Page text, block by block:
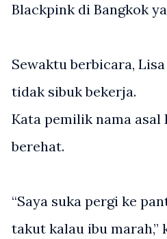
Blackpink di Bangkok
Sewaktu berbicara,
tidak sibuk bekerja.
Kata pemilik nama
berehat.
“Saya suka pergi ke
takut kalau ibu